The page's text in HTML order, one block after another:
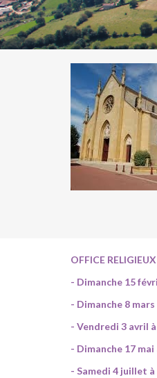
OFFICE
- Dimanche 15
- Dimanche 8 mars
- Vendredi 3 avril
- Dimanche 17 mai
- Samedi 4 juillet à